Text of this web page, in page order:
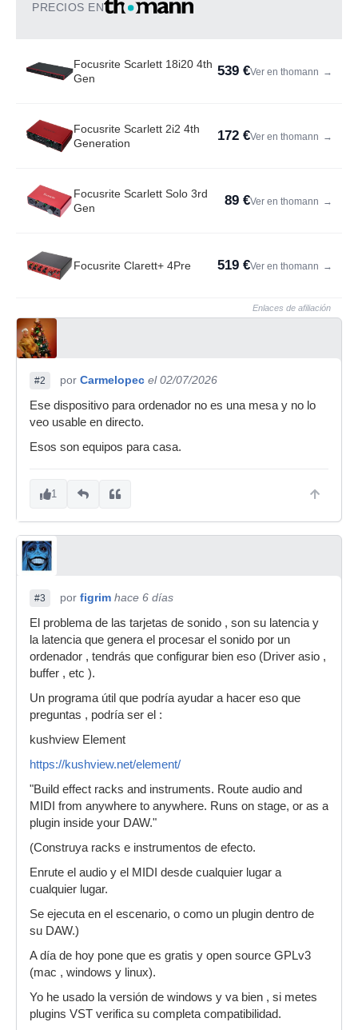
PRECIOS EN
Focusrite Scarlett 18i20 4th
Gen
539 €Ver en thomann →
Focusrite Scarlett 2i2 4th
Generation
172 €Ver en thomann →
Focusrite Scarlett Solo 3rd
Gen
89 €Ver en thomann →
Focusrite Clarett+ 4Pre 519 €Ver en thomann →
Enlaces de afiliación
#2 por Carmelopec el 02/07/2026
Ese dispositivo para ordenador no es una mesa y no lo
veo usable en directo.
Esos son equipos para casa.
1
#3 por figrim hace 6 días
El problema de las tarjetas de sonido , son su latencia y
la latencia que genera el procesar el sonido por un
ordenador , tendrás que configurar bien eso (Driver asio ,
buffer , etc ).
Un programa útil que podría ayudar a hacer eso que
preguntas , podría ser el :
kushview Element
https://kushview.net/element/
"Build effect racks and instruments. Route audio and
MIDI from anywhere to anywhere. Runs on stage, or as a
plugin inside your DAW."
(Construya racks e instrumentos de efecto.
Enrute el audio y el MIDI desde cualquier lugar a
cualquier lugar.
Se ejecuta en el escenario, o como un plugin dentro de
su DAW.)
A día de hoy pone que es gratis y open source GPLv3
(mac , windows y linux).
Yo he usado la versión de windows y va bien , si metes
plugins VST verifica su completa compatibilidad.